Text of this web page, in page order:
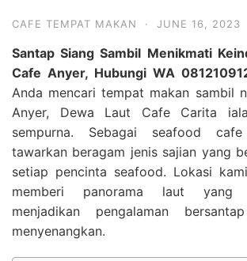
CAFE TEMPAT MAKAN · JUNE 16, 2023
Santap Siang Sambil Menikmati
Cafe Anyer, Hubungi WA
Anda mencari tempat makan sambil
Anyer, Dewa Laut Cafe Carita
sempurna. Sebagai seafood
tawarkan beragam jenis sajian yang
setiap pencinta seafood. Lokasi
memberi panorama laut yang
menjadikan pengalaman
menyenangkan.